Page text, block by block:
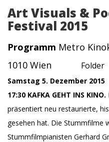
Art Visuals &
Festival 2015
Programm Metro
1010 Wien
Folder
Samstag 5. Dezember 2015
17:30 KAFKA GEHT INS KINO.
präsentiert neu restaurierte,
gesehen hat. Die Stummfilme
Stummfilmpianisten Gerhard